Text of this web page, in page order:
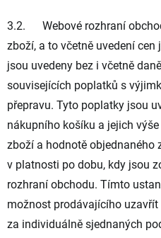
3.2. Webové rozhraní
zboží, a to včetně uvedení
jsou uvedeny bez i včetně
souvisejících poplatků s
přepravu. Tyto poplatky jsou
nákupního košíku a jejich
zboží a hodnotě objednaného
v platnosti po dobu, kdy jsou
rozhraní obchodu. Tímto
možnost prodávajícího
za individuálně sjednaných